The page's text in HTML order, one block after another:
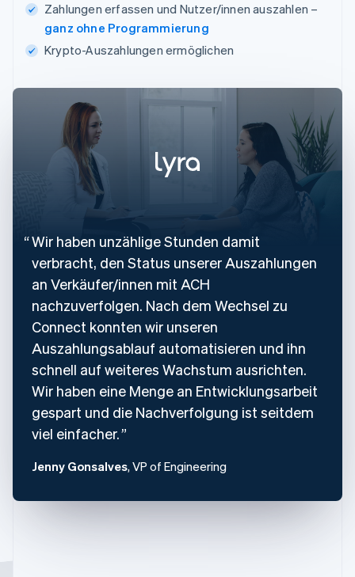
Zahlungen erfassen und Nutzer/innen auszahlen –
ganz ohne Programmierung
Krypto-Auszahlungen ermöglichen
Wir haben unzählige Stunden damit
verbracht, den Status unserer Auszahlungen
an Verkäufer/innen mit ACH
nachzuverfolgen. Nach dem Wechsel zu
Connect konnten wir unseren
Auszahlungsablauf automatisieren und ihn
schnell auf weiteres Wachstum ausrichten.
Wir haben eine Menge an Entwicklungsarbeit
gespart und die Nachverfolgung ist seitdem
viel einfacher.
Jenny Gonsalves, VP of Engineering